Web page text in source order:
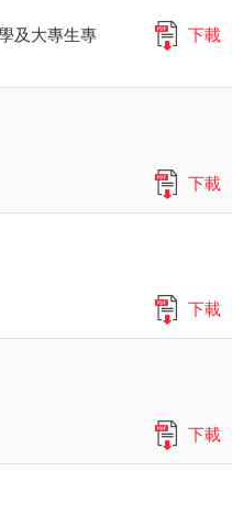
及大專生專
下載
下載
下載
下載